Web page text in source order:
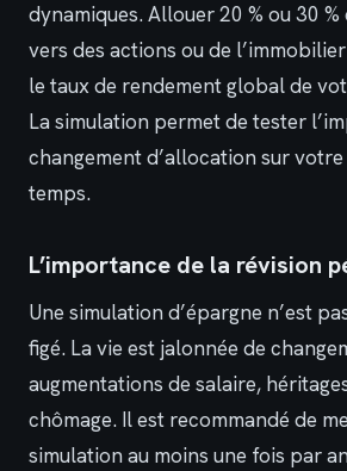
dynamiques. Allouer 20 % ou 30
vers des actions ou de l’immobilier
le taux de rendement global de
La simulation permet de tester
changement d’allocation sur
temps.
L’importance de la révision
Une simulation d’épargne n’est
figé. La vie est jalonnée de
augmentations de salaire,
chômage. Il est recommandé de
simulation au moins une fois par